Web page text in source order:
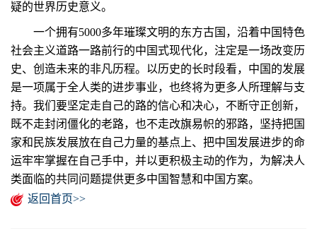
疑的世界历史意义。
一个拥有5000多年璀璨文明的东方古国，沿着中国特色
社会主义道路一路前行的中国式现代化，注定是一场改变历
史、创造未来的非凡历程。以历史的长时段看，中国的发展
是一项属于全人类的进步事业，也终将为更多人所理解与支
持。我们要坚定走自己的路的信心和决心，不断守正创新，
既不走封闭僵化的老路，也不走改旗易帜的邪路，坚持把国
家和民族发展放在自己力量的基点上、把中国发展进步的命
运牢牢掌握在自己手中，并以更积极主动的作为，为解决人
类面临的共同问题提供更多中国智慧和中国方案。
返回首页>>